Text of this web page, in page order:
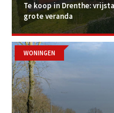
Te koop in Drenthe:
grote veranda
WONINGEN